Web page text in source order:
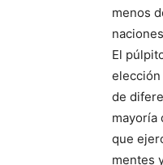
menos
El
de
mayoría
que
mentes